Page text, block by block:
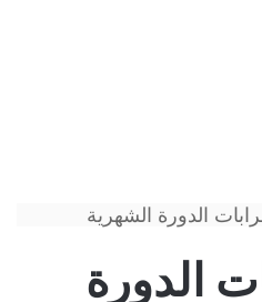
الدورة الشهرية
الدورة